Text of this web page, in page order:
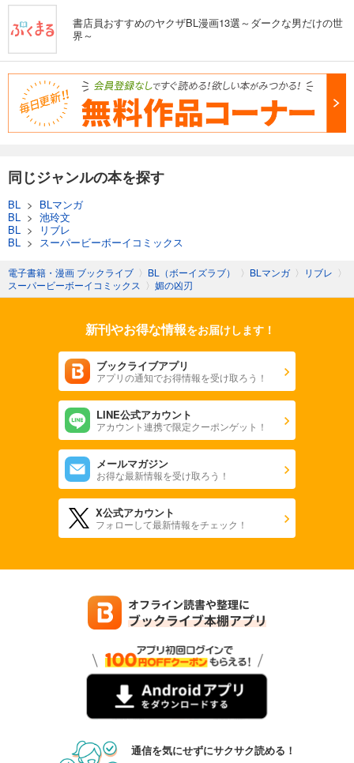
書店員おすすめのヤクザBL漫画13選～ダークな男だけの世
界～
同じジャンルの本を探す
BL > BLマンガ
BL
> 池玲文
BL
>
リブレ
BL
> スーパービーボーイコミックス
電子書籍・漫画 ブックライブ 〉 BL（ボーイズラブ） 〉 BLマンガ 〉 リブレ 〉
スーパービーボーイコミックス 〉 媚の凶刃
新刊やお得な情報をお届けします！
ブックライブアプリ
アプリの通知でお得情報を受け取ろう！
LINE公式アカウント
アカウント連携で限定クーポンゲット！
メールマガジン
お得な最新情報を受け取ろう！
X公式アカウント
フォローして最新情報をチェック！
通信を気にせずにサクサク読める！